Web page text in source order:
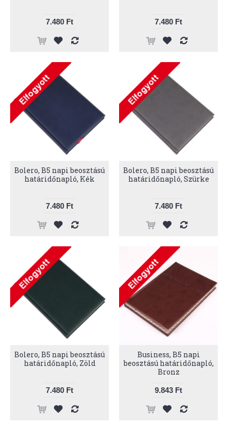
7.480 Ft 7.480 Ft
Bolero, B5 napi beosztású
határidőnapló, Kék
7.480 Ft
Bolero, B5 napi beosztású
határidőnapló, Szürke
7.480 Ft
Bolero, B5 napi beosztású
határidőnapló, Zöld
7.480 Ft
Business, B5 napi
beosztású határidőnapló,
Bronz
9.843 Ft